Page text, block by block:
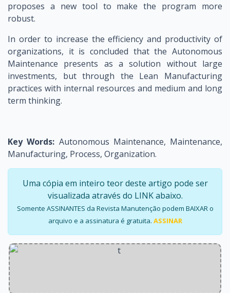
proposes a new tool to make the program more
robust.
In order to increase the efficiency and productivity of
organizations, it is concluded that the Autonomous
Maintenance presents as a solution without large
investments, but through the Lean Manufacturing
practices with internal resources and medium and long
term thinking.
Key Words: Autonomous Maintenance, Maintenance,
Manufacturing, Process, Organization.
Uma cópia em inteiro teor deste artigo pode ser
visualizada através do LINK abaixo.
Somente ASSINANTES da Revista Manutenção podem BAIXAR o
arquivo e a assinatura é gratuita. ASSINAR